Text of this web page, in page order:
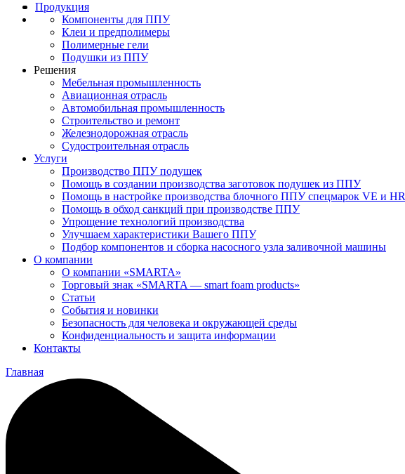
Продукция
Компоненты для ППУ
Клеи и предполимеры
Полимерные гели
Подушки из ППУ
Решения
Мебельная промышленность
Авиационная отрасль
Автомобильная промышленность
Строительство и ремонт
Железнодорожная отрасль
Судостроительная отрасль
Услуги
Производство ППУ подушек
Помощь в создании производства заготовок подушек из ППУ
Помощь в настройке производства блочного ППУ спецмарок VE и HR
Помощь в обход санкций при производстве ППУ
Упрощение технологий производства
Улучшаем характеристики Вашего ППУ
Подбор компонентов и сборка насосного узла заливочной машины
О компании
О компании «SMARTA»
Торговый знак «SMARTA — smart foam products»
Статьи
События и новинки
Безопасность для человека и окружающей среды
Конфиденциальность и защита информации
Контакты
Главная